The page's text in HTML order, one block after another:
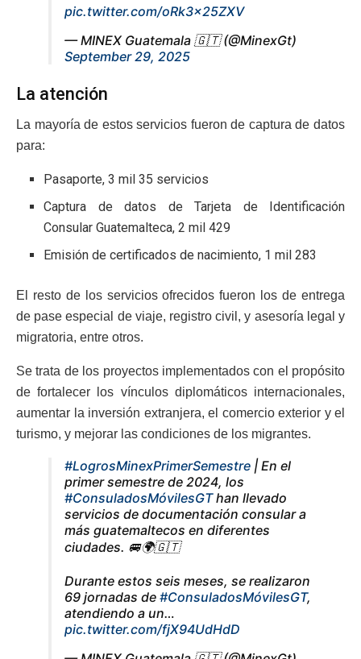
pic.twitter.com/oRk3x25ZXV
— MINEX Guatemala 🇬🇹 (@MinexGt)
September 29, 2025
La atención
La mayoría de estos servicios fueron de captura de datos
para:
Pasaporte, 3 mil 35 servicios
Captura de datos de Tarjeta de Identificación
Consular Guatemalteca, 2 mil 429
Emisión de certificados de nacimiento, 1 mil 283
El resto de los servicios ofrecidos fueron los de entrega
de pase especial de viaje, registro civil, y asesoría legal y
migratoria, entre otros.
Se trata de los proyectos implementados con el propósito
de fortalecer los vínculos diplomáticos internacionales,
aumentar la inversión extranjera, el comercio exterior y el
turismo, y mejorar las condiciones de los migrantes.
#LogrosMinexPrimerSemestre | En el
primer semestre de 2024, los
#ConsuladosMóvilesGThan llevado
servicios de documentación consular a
más guatemaltecos en diferentes
ciudades. 🚐🌍🇬🇹
Durante estos seis meses, se realizaron
69 jornadas de #ConsuladosMóvilesGT,
atendiendo a un…
pic.twitter.com/fjX94UdHdD